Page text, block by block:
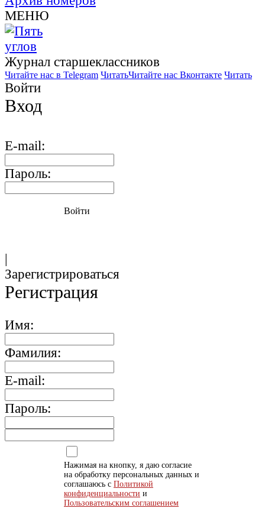
МЕНЮ
Журнал старшекласcников
Читайте нас в Telegram ЧитатьЧитайте нас Вконтакте Читать
Войти
Вход
E-mail:
Пароль:
Войти
|
Зарегистрироваться
Регистрация
Имя:
Фамилия:
E-mail:
Пароль:
Нажимая на кнопку, я даю согласие
на обработку персональных данных и
соглашаюсь с Политикой
конфиденциальности и
Пользовательским соглашением